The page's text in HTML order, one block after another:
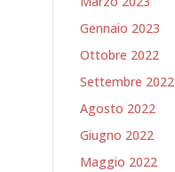
Gennaio 2023
Ottobre 2022
Settembre 2022
Agosto 2022
Giugno 2022
Maggio 2022